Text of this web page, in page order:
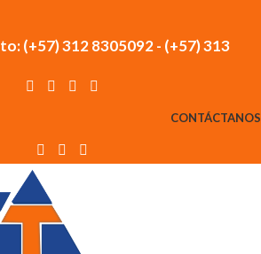
(+57) 312 8305092 - (+57) 313
CONTÁCTANOS